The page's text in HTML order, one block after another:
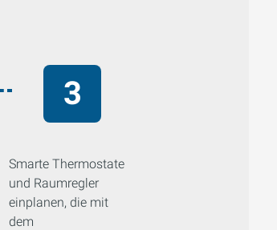
Smarte Thermostate
und Raumregler
einplanen, die mit
dem